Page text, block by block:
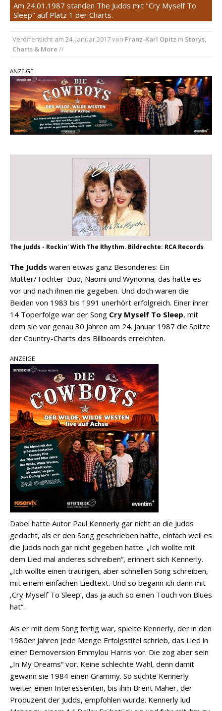
pez veröffentlicht neue Single „Late Night
Sommernächte
Ben Gallaher kehrt zu seinen Wurzeln zurück –
„Taylor Gold“ zeigt die Kraft der Akustik
Am 24.01.1987 standen The Judds mit "Cry Myself To
Sleep" auf Platz 1 der Charts.
Veröffentlicht am 24. Januar 2017von Franz-Karl Opitz in Storys,
Charts & More //
ANZEIGE
The Judds - Rockin' With The Rhythm. Bildrechte: RCA Records
The Judds waren etwas ganz Besonderes: Ein
Mutter/Tochter-Duo, Naomi und Wynonna, das hatte es
vor und nach ihnen nie gegeben. Und doch waren die
Beiden von 1983 bis 1991 unerhört erfolgreich. Einer ihrer
14 Toperfolge war der Song Cry Myself To Sleep, mit
dem sie vor genau 30 Jahren am 24. Januar 1987 die Spitze
der Country-Charts des Billboards erreichten.
ANZEIGE
Dabei hatte Autor Paul Kennerly gar nicht an die Judds
gedacht, als er den Song geschrieben hatte, einfach weil es
die Judds noch gar nicht gegeben hatte. „Ich wollte mit
dem Lied mal anderes schreiben“, erinnert sich Kennerly.
„Ich wollte einen traurigen, aber schnellen Song schreiben,
mit einem einfachen Liedtext. Und so begann ich dann mit
‚Cry Myself To Sleep‘, das ja auch so einen Touch von Blues
hat“.
Als er mit dem Song fertig war, spielte Kennerly, der in den
1980er Jahren jede Menge Erfolgstitel schrieb, das Lied in
einer Demoversion Emmylou Harris vor. Die zog aber sein
„In My Dreams“ vor. Keine schlechte Wahl, denn damit
gewann sie 1984 einen Grammy. So suchte Kennerly
weiter einen Interessenten, bis ihm Brent Maher, der
Produzent der Judds, empfohlen wurde. Kennerly lud